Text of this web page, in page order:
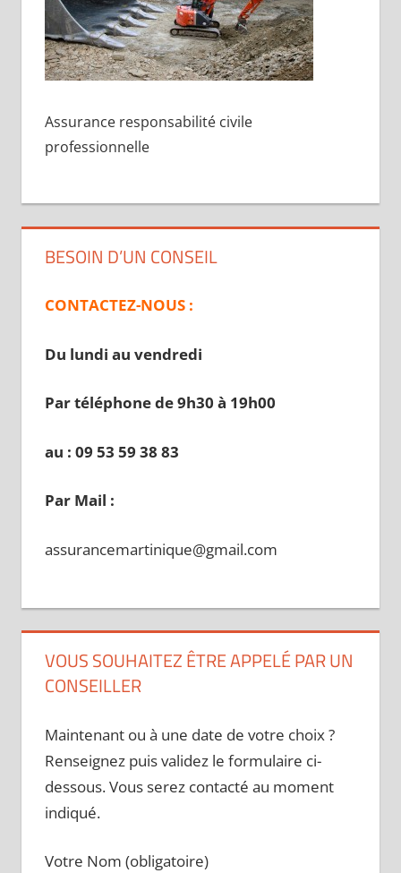
Assurance responsabilité civile
professionnelle
BESOIN D’UN CONSEIL
CONTACTEZ-NOUS :
Du lundi au vendredi
Par téléphone de 9h30 à 19h00
au : 09 53 59 38 83
Par Mail :
assurancemartinique@gmail.com
VOUS SOUHAITEZ ÊTRE APPELÉ PAR UN
CONSEILLER
Maintenant ou à une date de votre choix ?
Renseignez puis validez le formulaire ci-
dessous. Vous serez contacté au moment
indiqué.
Votre Nom (obligatoire)